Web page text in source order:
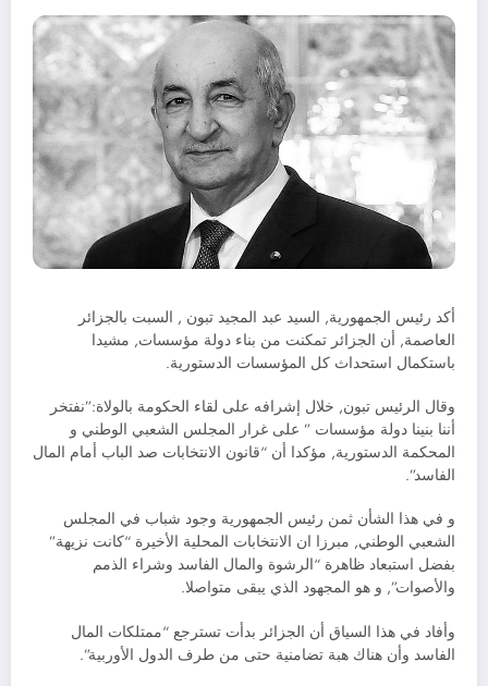
أكد رئيس الجمهورية, السيد عبد المجيد تبون , السبت بالجزائر
العاصمة, أن الجزائر تمكنت من بناء دولة مؤسسات, مشيدا
باستكمال استحداث كل المؤسسات الدستورية.
وقال الرئيس تبون, خلال إشرافه على لقاء الحكومة بالولاة:”نفتخر
أننا بنينا دولة مؤسسات ” على غرار المجلس الشعبي الوطني و
المحكمة الدستورية, مؤكدا أن “قانون الانتخابات صد الباب أمام المال
الفاسد”.
و في هذا الشأن ثمن رئيس الجمهورية وجود شباب في المجلس
الشعبي الوطني, مبرزا ان الانتخابات المحلية الأخيرة “كانت نزيهة”
بفضل استبعاد ظاهرة “الرشوة والمال الفاسد وشراء الذمم
والأصوات”, و هو المجهود الذي يبقى متواصلا.
وأفاد في هذا السياق أن الجزائر بدأت تسترجع “ممتلكات المال
الفاسد وأن هناك هبة تضامنية حتى من طرف الدول الأوربية”.